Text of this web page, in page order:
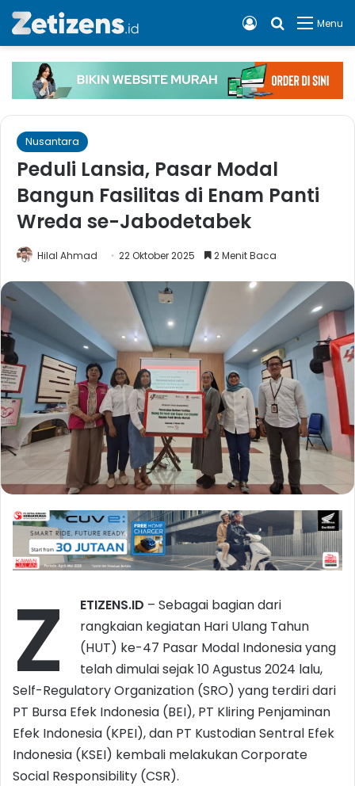
Menu
Cari apa,
Log In
Nusantara
Peduli Lansia, Pasar Modal
Bangun Fasilitas di Enam Panti
Wreda se-Jabodetabek
Hilal Ahmad 22 Oktober 2025 2 Menit Baca
Z ETIZENS.ID – Sebagai bagian dari
rangkaian kegiatan Hari Ulang Tahun
(HUT) ke-47 Pasar Modal Indonesia yang
telah dimulai sejak 10 Agustus 2024 lalu,
Self-Regulatory Organization (SRO) yang terdiri dari
PT Bursa Efek Indonesia (BEI), PT Kliring Penjaminan
Efek Indonesia (KPEI), dan PT Kustodian Sentral Efek
Indonesia (KSEI) kembali melakukan Corporate
Social Responsibility (CSR).